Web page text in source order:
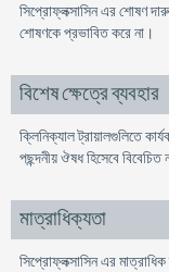
সিপ্রোফ্লক্সাসিন এর শোষণ
শোষণকে প্রভাবিত করে না।
বিশেষ ক্ষেত্রে ব্যবহার
ক্লিনিক্যাল ট্রায়ালগুলিতে
পছন্দনীয় ঔষধ হিসেবে বিবেচিত
মাত্রাধিক্যতা
সিপ্রোফ্লক্সাসিন এর